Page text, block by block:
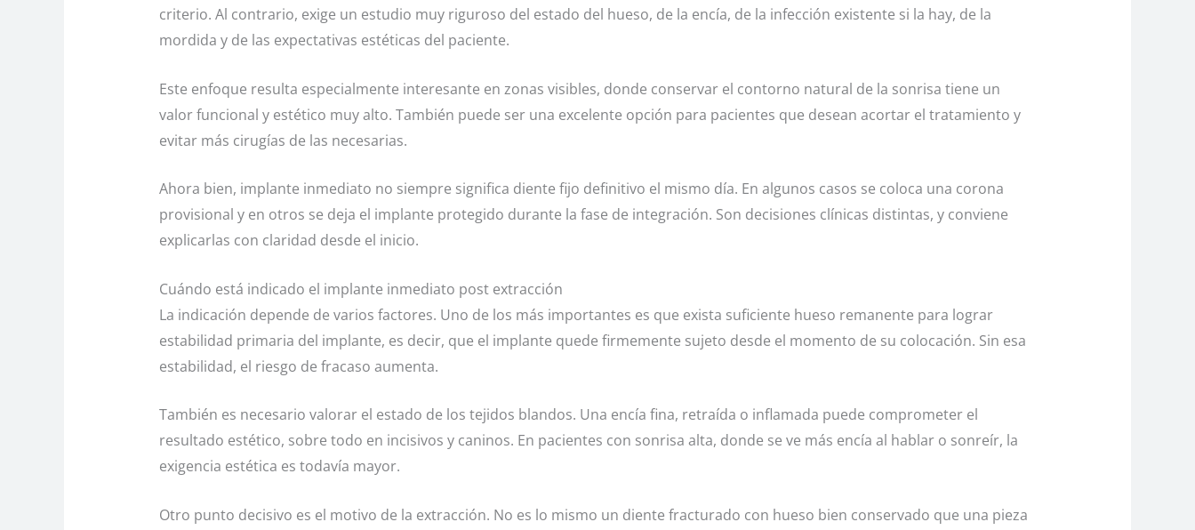
criterio. Al contrario, exige un estudio muy riguroso del estado del hueso, de la encía, de la infección existente si la hay, de la
mordida y de las expectativas estéticas del paciente.
Este enfoque resulta especialmente interesante en zonas visibles, donde conservar el contorno natural de la sonrisa tiene un
valor funcional y estético muy alto. También puede ser una excelente opción para pacientes que desean acortar el tratamiento y
evitar más cirugías de las necesarias.
Ahora bien, implante inmediato no siempre significa diente fijo definitivo el mismo día. En algunos casos se coloca una corona
provisional y en otros se deja el implante protegido durante la fase de integración. Son decisiones clínicas distintas, y conviene
explicarlas con claridad desde el inicio.
Cuándo está indicado el implante inmediato post extracción
La indicación depende de varios factores. Uno de los más importantes es que exista suficiente hueso remanente para lograr
estabilidad primaria del implante, es decir, que el implante quede firmemente sujeto desde el momento de su colocación. Sin esa
estabilidad, el riesgo de fracaso aumenta.
También es necesario valorar el estado de los tejidos blandos. Una encía fina, retraída o inflamada puede comprometer el
resultado estético, sobre todo en incisivos y caninos. En pacientes con sonrisa alta, donde se ve más encía al hablar o sonreír, la
exigencia estética es todavía mayor.
Otro punto decisivo es el motivo de la extracción. No es lo mismo un diente fracturado con hueso bien conservado que una pieza